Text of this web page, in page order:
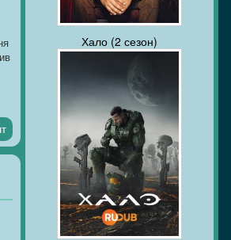
Хало (2 сезон)